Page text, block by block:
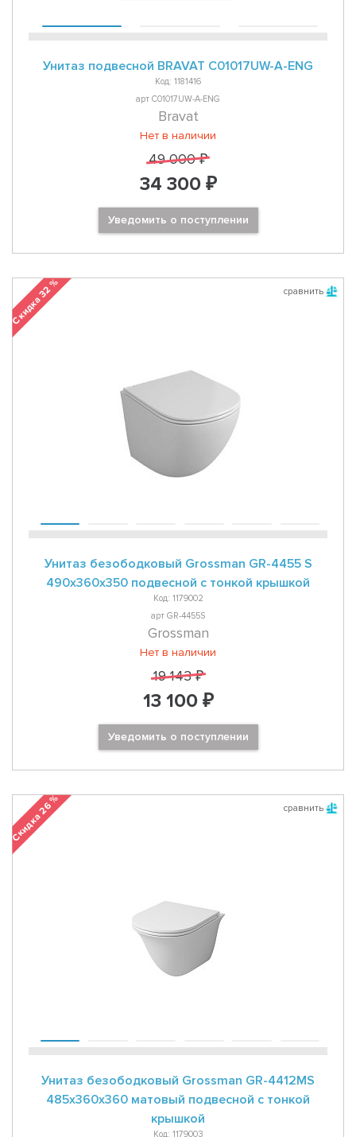
Унитаз подвесной BRAVAT C01017UW-A-ENG
Код: 1181416
арт C01017UW-A-ENG
Bravat
Нет в наличии
49 000 ₽
34 300 ₽
Уведомить о поступлении
сравнить
Скидка 32 %
Унитаз безободковый Grossman GR-4455 S
490x360x350 подвесной с тонкой крышкой
Код: 1179002
арт GR-4455S
Grossman
Нет в наличии
19 143 ₽
13 100 ₽
Уведомить о поступлении
сравнить
Скидка 26 %
Унитаз безободковый Grossman GR-4412MS
485x360x360 матовый подвесной с тонкой
крышкой
Код: 1179003